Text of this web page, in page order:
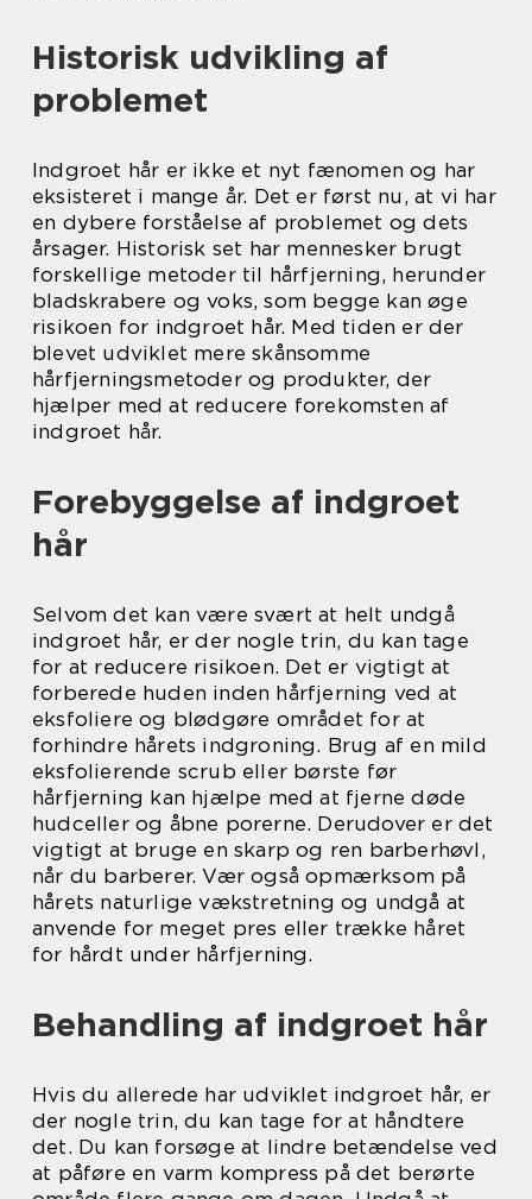
Historisk udvikling af
problemet
Indgroet hår er ikke et nyt fænomen og har
eksisteret i mange år. Det er først nu, at vi har
en dybere forståelse af problemet og dets
årsager. Historisk set har mennesker brugt
forskellige metoder til hårfjerning, herunder
bladskrabere og voks, som begge kan øge
risikoen for indgroet hår. Med tiden er der
blevet udviklet mere skånsomme
hårfjerningsmetoder og produkter, der
hjælper med at reducere forekomsten af
indgroet hår.
Forebyggelse af indgroet
hår
Selvom det kan være svært at helt undgå
indgroet hår, er der nogle trin, du kan tage
for at reducere risikoen. Det er vigtigt at
forberede huden inden hårfjerning ved at
eksfoliere og blødgøre området for at
forhindre hårets indgroning. Brug af en mild
eksfolierende scrub eller børste før
hårfjerning kan hjælpe med at fjerne døde
hudceller og åbne porerne. Derudover er det
vigtigt at bruge en skarp og ren barberhøvl,
når du barberer. Vær også opmærksom på
hårets naturlige vækstretning og undgå at
anvende for meget pres eller trække håret
for hårdt under hårfjerning.
Behandling af indgroet hår
Hvis du allerede har udviklet indgroet hår, er
der nogle trin, du kan tage for at håndtere
det. Du kan forsøge at lindre betændelse ved
at påføre en varm kompress på det berørte